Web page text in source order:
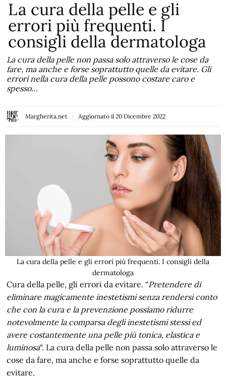
La cura della pelle e gli
errori più frequenti. I
consigli della dermatologa
La cura della pelle non passa solo attraverso le cose da
fare, ma anche e forse soprattutto quelle da evitare. Gli
errori nella cura della pelle possono costare caro e
spesso…
Margherita.net Aggiornato il 20 Dicembre 2022
La cura della pelle e gli errori più frequenti. I consigli della
dermatologa
Cura della pelle, gli errori da evitare. “Pretendere di
eliminare magicamente inestetismi senza rendersi conto
che con la cura e la prevenzione possiamo ridurre
notevolmente la comparsa degli inestetismi stessi ed
avere costantemente una pelle più tonica, elastica e
luminosa“. La cura della pelle non passa solo attraverso le
cose da fare, ma anche e forse soprattutto quelle da
evitare.